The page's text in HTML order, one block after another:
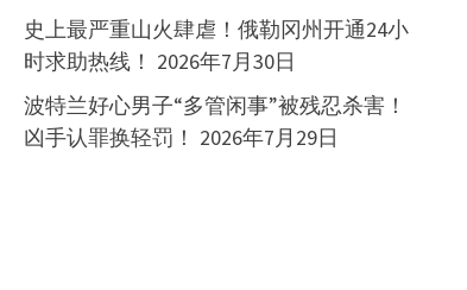
史上最严重山火肆虐！俄勒冈州开通24小
时求助热线！ 2026年7月30日
波特兰好心男子“多管闲事”被残忍杀害！
凶手认罪换轻罚！ 2026年7月29日